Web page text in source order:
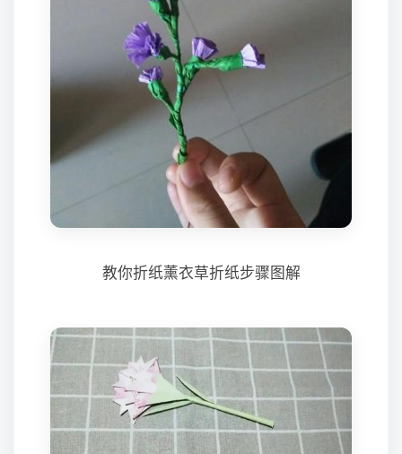
教你折纸薰衣草折纸步骤图解